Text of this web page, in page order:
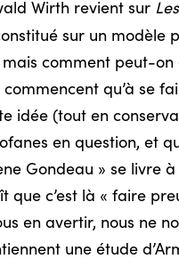
Wirth revient sur
sur un modèle
comment peut-
commencent qu’à se
idée (tout en
en question, et
Gondeau » se livre
que c’est là « faire
en avertir, nous ne
une étude